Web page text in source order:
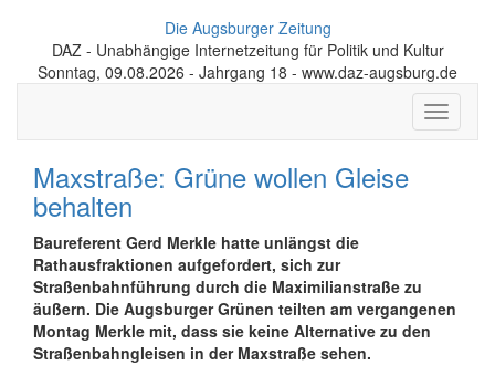
Die Augsburger Zeitung
DAZ - Unabhängige Internetzeitung für Politik und Kultur
Sonntag, 09.08.2026 - Jahrgang 18 - www.daz-augsburg.de
Toggle
Maxstraße: Grüne wollen Gleise
behalten
Baureferent Gerd Merkle hatte unlängst die
Rathausfraktionen aufgefordert, sich zur
Straßenbahnführung durch die Maximilianstraße zu
äußern. Die Augsburger Grünen teilten am vergangenen
Montag Merkle mit, dass sie keine Alternative zu den
Straßenbahngleisen in der Maxstraße sehen.